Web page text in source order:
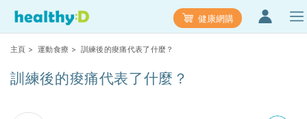
健康網購
主頁 > 運動食療 > 訓練後的痠痛代表了什麼？
訓練後的痠痛代表了什麼？